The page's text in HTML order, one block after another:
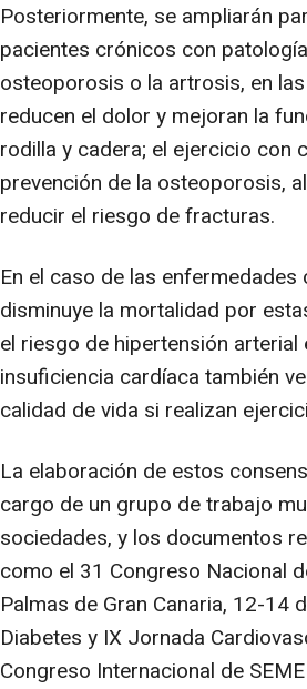
Posteriormente, se ampliarán
pacientes crónicos con
osteoporosis o la artrosis, en
reducen el dolor y mejoran la
rodilla y cadera; el ejercicio con
prevención de la osteoporosis,
reducir el riesgo de fracturas.
En el caso de las
disminuye la mortalidad por
el riesgo de hipertensión
insuficiencia cardíaca también
calidad de vida si realizan
La elaboración de estos
cargo de un grupo de trabajo
sociedades, y los documentos
como el 31 Congreso Nacional
Palmas de Gran Canaria, 12-14
Diabetes y IX Jornada
Congreso Internacional de